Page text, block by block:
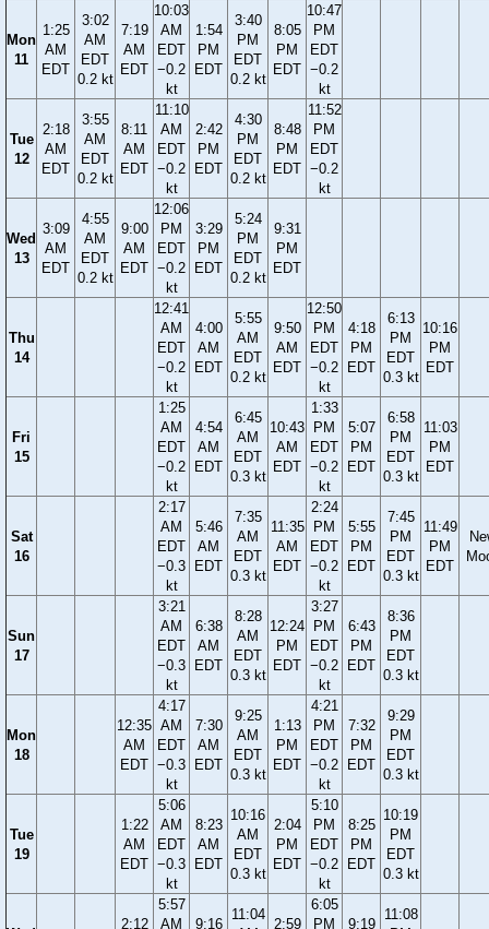
Mon
11
1:25
AM
EDT
3:02
AM
EDT
0.2 kt
7:19
AM
EDT
10:03
AM
EDT
−0.2
kt
1:54
PM
EDT
3:40
PM
EDT
0.2 kt
8:05
PM
EDT
10:47
PM
EDT
−0.2
kt
Tue
12
2:18
AM
EDT
3:55
AM
EDT
0.2 kt
8:11
AM
EDT
11:10
AM
EDT
−0.2
kt
2:42
PM
EDT
4:30
PM
EDT
0.2 kt
8:48
PM
EDT
11:52
PM
EDT
−0.2
kt
Wed
13
3:09
AM
EDT
4:55
AM
EDT
0.2 kt
9:00
AM
EDT
12:06
PM
EDT
−0.2
kt
3:29
PM
EDT
5:24
PM
EDT
0.2 kt
9:31
PM
EDT
Thu
14
12:41
AM
EDT
−0.2
kt
4:00
AM
EDT
5:55
AM
EDT
0.2 kt
9:50
AM
EDT
12:50
PM
EDT
−0.2
kt
4:18
PM
EDT
6:13
PM
EDT
0.3 kt
10:16
PM
EDT
Fri
15
1:25
AM
EDT
−0.2
kt
4:54
AM
EDT
6:45
AM
EDT
0.3 kt
10:43
AM
EDT
1:33
PM
EDT
−0.2
kt
5:07
PM
EDT
6:58
PM
EDT
0.3 kt
11:03
PM
EDT
Sat
16
2:17
AM
EDT
−0.3
kt
5:46
AM
EDT
7:35
AM
EDT
0.3 kt
11:35
AM
EDT
2:24
PM
EDT
−0.2
kt
5:55
PM
EDT
7:45
PM
EDT
0.3 kt
11:49
PM
EDT
Sun
17
3:21
AM
EDT
−0.3
kt
6:38
AM
EDT
8:28
AM
EDT
0.3 kt
12:24
PM
EDT
3:27
PM
EDT
−0.2
kt
6:43
PM
EDT
8:36
PM
EDT
0.3 kt
Mon
18
12:35
AM
EDT
4:17
AM
EDT
−0.3
kt
7:30
AM
EDT
9:25
AM
EDT
0.3 kt
1:13
PM
EDT
4:21
PM
EDT
−0.2
kt
7:32
PM
EDT
9:29
PM
EDT
0.3 kt
Tue
19
1:22
AM
EDT
5:06
AM
EDT
−0.3
kt
8:23
AM
EDT
10:16
AM
EDT
0.3 kt
2:04
PM
EDT
5:10
PM
EDT
−0.2
kt
8:25
PM
EDT
10:19
PM
EDT
0.3 kt
2:12
5:57
AM
9:16
11:04
2:59
6:05
PM
9:19
11:08